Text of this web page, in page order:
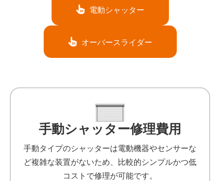
電動シャッター
オーバースライダー
手動シャッター修理費用
手動タイプのシャッターは電動機器やセンサーな
ど複雑な装置がないため、比較的シンプルかつ低
コストで修理が可能です。